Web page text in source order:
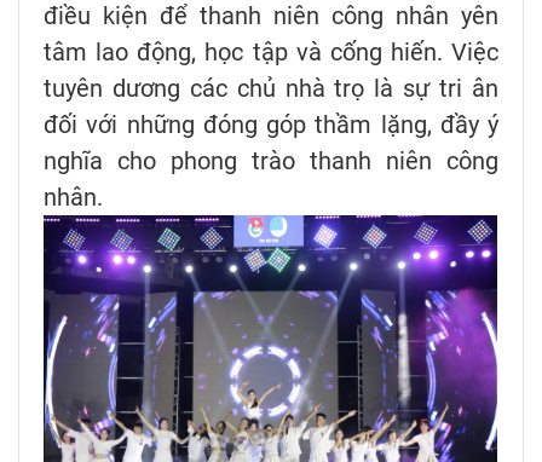
điều kiện để thanh niên công nhân yên
tâm lao động, học tập và cống hiến. Việc
tuyên dương các chủ nhà trọ là sự tri ân
đối với những đóng góp thầm lặng, đầy ý
nghĩa cho phong trào thanh niên công
nhân.